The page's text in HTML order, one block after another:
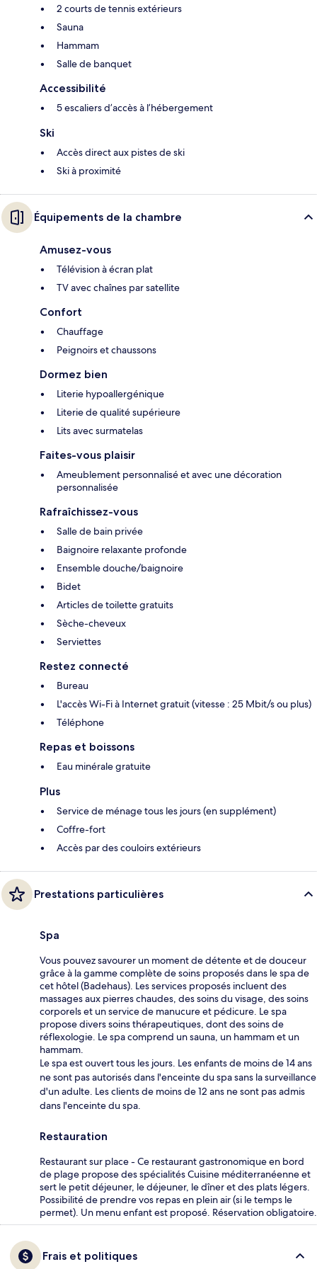
2 courts de tennis extérieurs
Sauna
Hammam
Salle de banquet
Accessibilité
5 escaliers d’accès à l’hébergement
Ski
Accès direct aux pistes de ski
Ski à proximité
Équipements de la chambre
Amusez-vous
Télévision à écran plat
TV avec chaînes par satellite
Confort
Chauffage
Peignoirs et chaussons
Dormez bien
Literie hypoallergénique
Literie de qualité supérieure
Lits avec surmatelas
Faites-vous plaisir
Ameublement personnalisé et avec une décoration
personnalisée
Rafraîchissez-vous
Salle de bain privée
Baignoire relaxante profonde
Ensemble douche/baignoire
Bidet
Articles de toilette gratuits
Sèche-cheveux
Serviettes
Restez connecté
Bureau
L'accès Wi-Fi à Internet gratuit (vitesse : 25 Mbit/s ou plus)
Téléphone
Repas et boissons
Eau minérale gratuite
Plus
Service de ménage tous les jours (en supplément)
Coffre-fort
Accès par des couloirs extérieurs
Prestations particulières
Spa
Vous pouvez savourer un moment de détente et de douceur
grâce à la gamme complète de soins proposés dans le spa de
cet hôtel (Badehaus). Les services proposés incluent des
massages aux pierres chaudes, des soins du visage, des soins
corporels et un service de manucure et pédicure. Le spa
propose divers soins thérapeutiques, dont des soins de
réflexologie. Le spa comprend un sauna, un hammam et un
hammam.
Le spa est ouvert tous les jours. Les enfants de moins de 14 ans
ne sont pas autorisés dans l'enceinte du spa sans la surveillance
d'un adulte. Les clients de moins de 12 ans ne sont pas admis
dans l'enceinte du spa.
Restauration
Restaurant sur place - Ce restaurant gastronomique en bord
de plage propose des spécialités Cuisine méditerranéenne et
sert le petit déjeuner, le déjeuner, le dîner et des plats légers.
Possibilité de prendre vos repas en plein air (si le temps le
permet). Un menu enfant est proposé. Réservation obligatoire.
Frais et politiques